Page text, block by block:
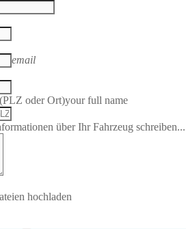
email
oder Ort)your full name
über Ihr Fahrzeug schreiben...
hochladen